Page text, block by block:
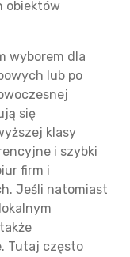
obiektów
wyborem dla
lub po
się
klasy
i szybki
firm i
Jeśli natomiast
Tutaj często